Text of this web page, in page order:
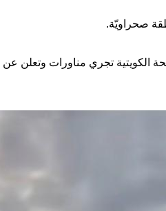
صحراويّة.
الكويتية تجري مناورات وتعلن